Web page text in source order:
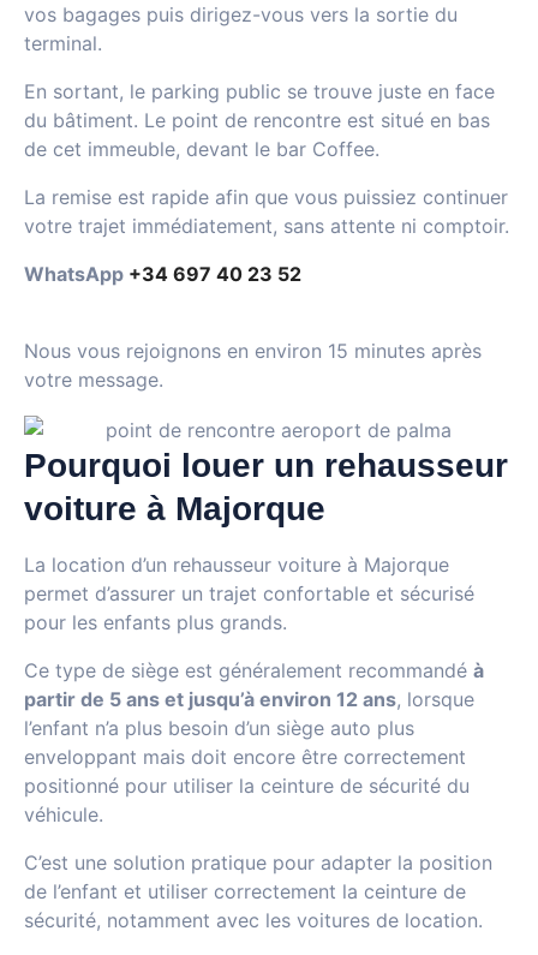
vos bagages puis dirigez-vous vers la sortie du
terminal.
En sortant, le parking public se trouve juste en face
du bâtiment. Le point de rencontre est situé en bas
de cet immeuble, devant le bar Coffee.
La remise est rapide afin que vous puissiez continuer
votre trajet immédiatement, sans attente ni comptoir.
WhatsApp +34 697 40 23 52
Nous vous rejoignons en environ 15 minutes après
votre message.
Pourquoi louer un rehausseur
voiture à Majorque
La location d’un rehausseur voiture à Majorque
permet d’assurer un trajet confortable et sécurisé
pour les enfants plus grands.
Ce type de siège est généralement recommandé à
partir de 5 ans et jusqu’à environ 12 ans, lorsque
l’enfant n’a plus besoin d’un siège auto plus
enveloppant mais doit encore être correctement
positionné pour utiliser la ceinture de sécurité du
véhicule.
C’est une solution pratique pour adapter la position
de l’enfant et utiliser correctement la ceinture de
sécurité, notamment avec les voitures de location.